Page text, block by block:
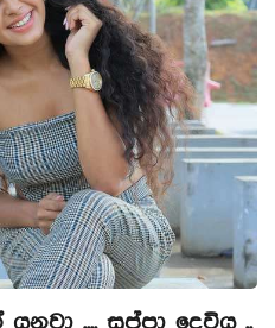
.... සුප්පා දෙවිය ..